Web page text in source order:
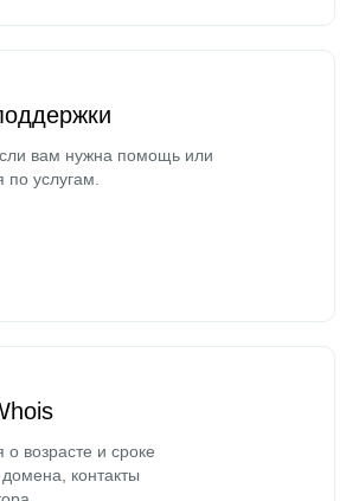
вам нужна помощь или
по услугам.
возрасте и сроке
контакты